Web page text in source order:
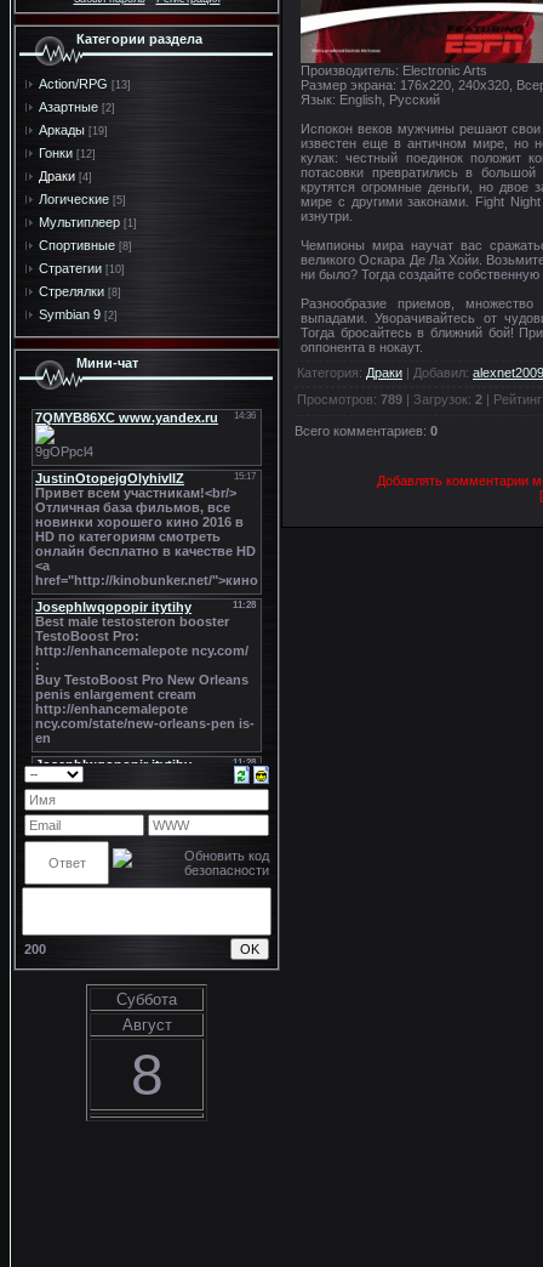
Категории раздела
Action/RPG [13]
Азартные [2]
Аркады [19]
Гонки [12]
Драки [4]
Логические [5]
Мультиплеер [1]
Спортивные [8]
Стратегии [10]
Стрелялки [8]
Symbian 9 [2]
Мини-чат
200
Суббота
Август
8
Производитель: Electronic Arts
Размер экрана: 176x220, 240x320,
Язык: English, Русский
Испокон веков мужчины решают
известен еще в античном мире, но
кулак: честный поединок положит
потасовки превратились в
крутятся огромные деньги, но двое
мире с другими законами. Fight
изнутри.
Чемпионы мира научат вас
великого Оскара Де Ла Хойи.
ни было? Тогда создайте
Разнообразие приемов,
выпадами. Уворачивайтесь от
Тогда бросайтесь в ближний бой!
оппонента в нокаут.
Категория: Драки | Добавил: alexnet2009
Просмотров: 789 | Загрузок: 2 | Рейтинг
Всего комментариев: 0
Добавлять комментарии